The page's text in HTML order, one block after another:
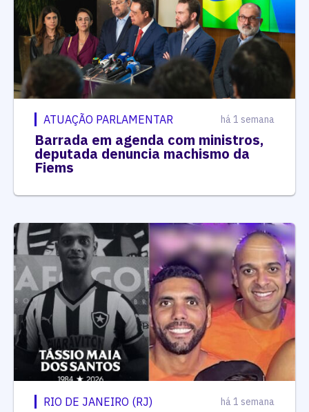
ATUAÇÃO PARLAMENTAR há 1 semana
Barrada em agenda com ministros,
deputada denuncia machismo da
Fiems
RIO DE JANEIRO (RJ) há 1 semana